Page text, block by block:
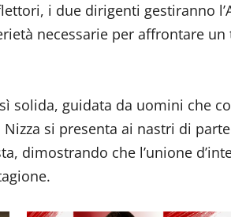
i due dirigenti gestiranno
necessarie per affrontare
solida, guidata da uomini che
si presenta ai nastri di
dimostrando che l’unione